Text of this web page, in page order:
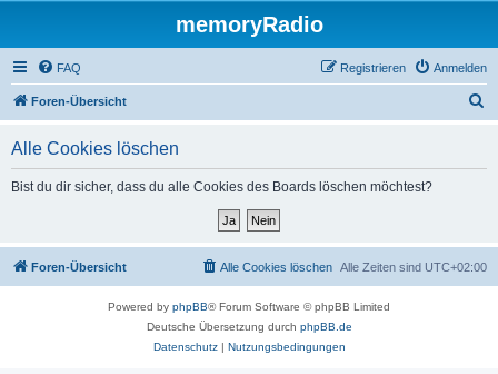
memoryRadio
FAQ Anmelden
Registrieren
Foren-Übersicht
Alle Cookies löschen
Bist du dir sicher, dass du alle Cookies des Boards löschen möchtest?
Foren-Übersicht Alle Zeiten sind UTC+02:00
Alle Cookies löschen
Powered by phpBB® Forum Software © phpBB Limited
Deutsche Übersetzung durch phpBB.de
Datenschutz| Nutzungsbedingungen